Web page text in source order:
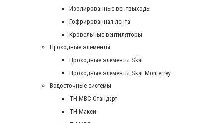
Изолированные вентвыходы
Гофрированная лента
Кровельные вентиляторы
Проходные элементы
Проходные элементы Skat
Проходные элементы Skat Monterrey
Водосточные системы
TH MBC Стандарт
TH Макси